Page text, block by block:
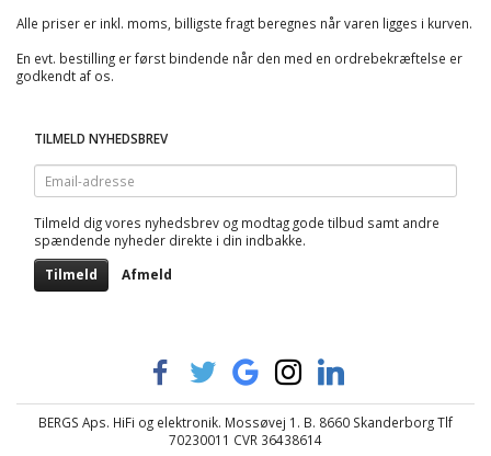
Alle priser er inkl. moms, billigste fragt beregnes når varen ligges i kurven.
En evt. bestilling er først bindende når den med en ordrebekræftelse er
godkendt af os.
TILMELD NYHEDSBREV
Email-
adresse
Tilmeld dig vores nyhedsbrev og modtag gode tilbud samt andre
spændende nyheder direkte i din indbakke.
Tilmeld Afmeld
BERGS Aps. HiFi og elektronik. Mossøvej 1. B. 8660 Skanderborg Tlf
70230011 CVR 36438614